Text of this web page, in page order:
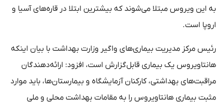
به این ویروس مبتلا می‌شوند که بیشترین ابتلا در قاره‌های آسیا و
اروپا است.
رئیس مرکز مدیریت بیماری‌های واگیر وزارت بهداشت با بیان اینکه
هانتاویروس یک بیماری قابل‌گزارش است، افزود: ارائه‌دهندگان
مراقبت‌های بهداشتی، کارکنان آزمایشگاه و بیمارستان‌ها، باید موارد
مثبت بیماری هانتاویروس را به مقامات بهداشت محلی و ملی